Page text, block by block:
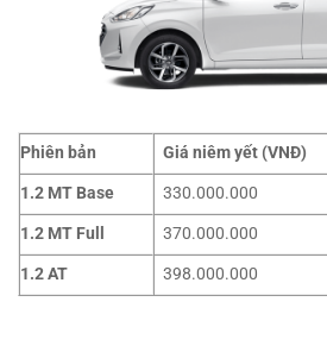
Phiên bản Giá niêm yết (VNĐ)
1.2 MT Base
330.000.000
1.2 MT Full
370.000.000
1.2 AT
398.000.000